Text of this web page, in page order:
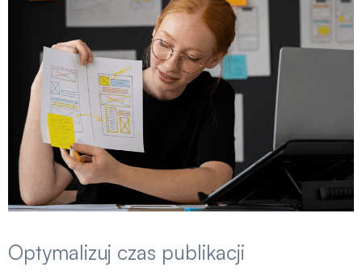
Optymalizuj czas publikacji